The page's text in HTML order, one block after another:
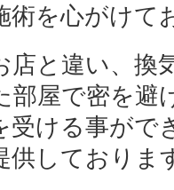
術を心がけて
店と違い、換
部屋で密を避
受ける事がで
供しておりま